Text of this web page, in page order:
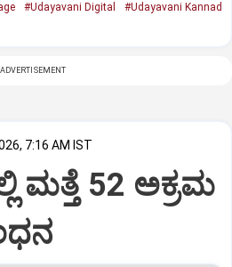
#Udayavani Digital
#Udayavani Kannad
ADVERTISEMENT
7:16 AM IST
ಮತ್ತೆ 52 ಅಕ್ರಮ